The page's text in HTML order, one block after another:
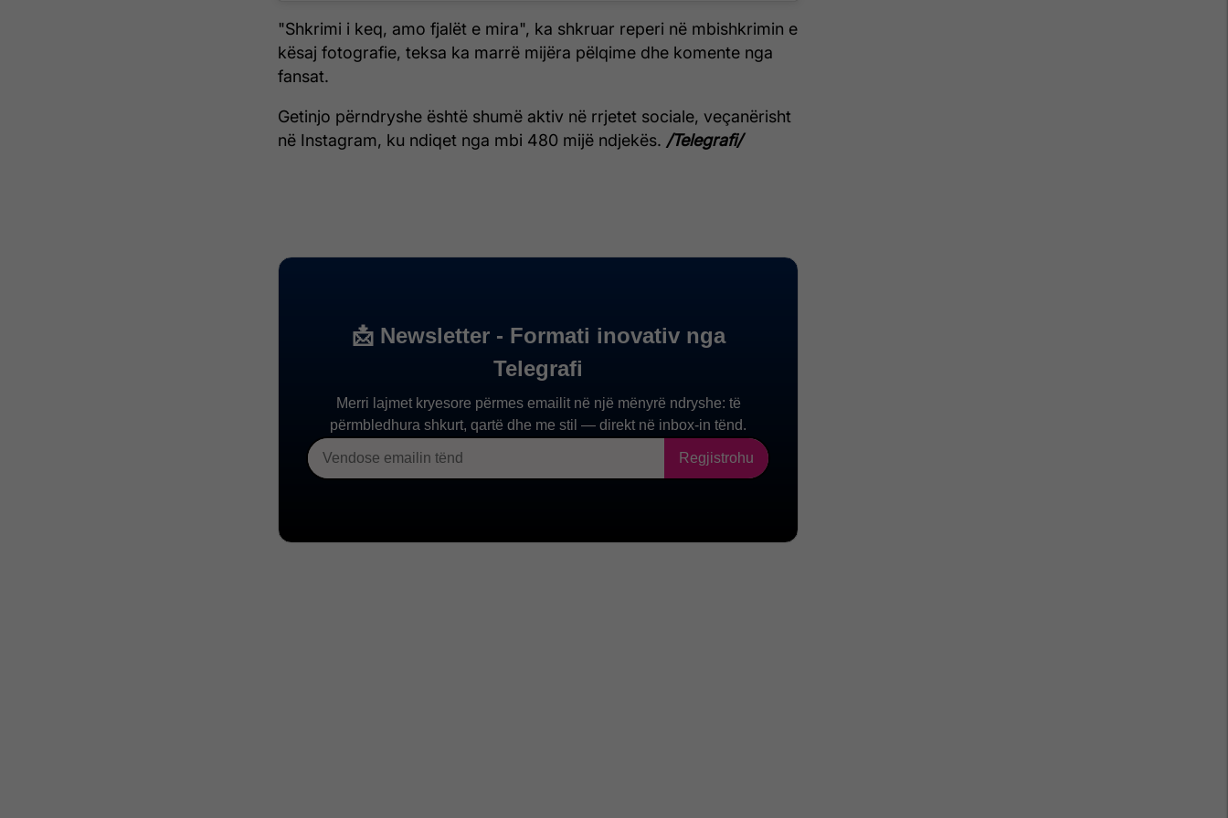
"Shkrimi i keq, amo fjalët e mira", ka shkruar reperi në mbishkrimin e
kësaj fotografie, teksa ka marrë mijëra pëlqime dhe komente nga
fansat.
Getinjo përndryshe është shumë aktiv në rrjetet sociale, veçanërisht
në Instagram, ku ndiqet nga mbi 480 mijë ndjekës. /Telegrafi/